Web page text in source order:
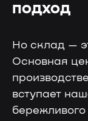
подход
Но склад —
Основная
вступает
бережливого